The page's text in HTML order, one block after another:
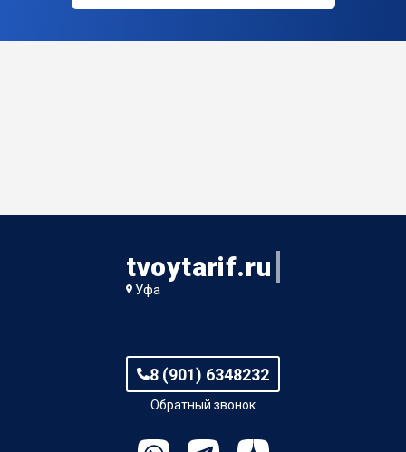
tvoytarif.ru
Уфа
8 (901) 6348232
Обратный звонок